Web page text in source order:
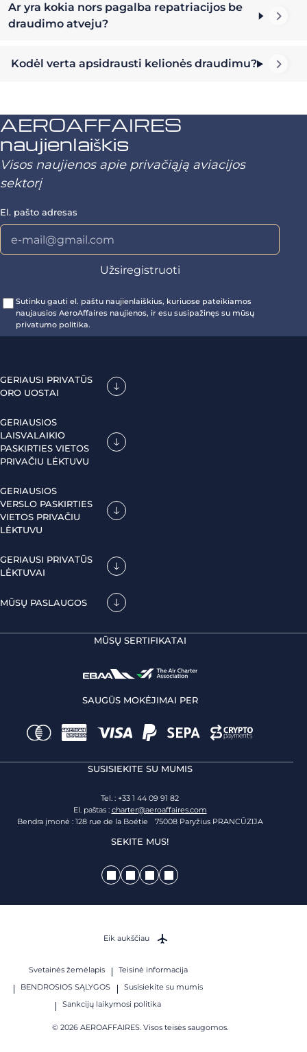
Ar yra kokia nors pagalba repatriacijos be
draudimo atveju?
Kodėl verta apsidrausti kelionės draudimu?
AEROAFFAIRES
naujienlaiškis
Visos naujienos apie privačiąją aviacijos
sektorį
El. pašto adresas
Sutinku gauti el. paštu naujienlaiškius, kuriuose pateikiamos
naujausios AeroAffaires naujienos, ir esu susipažinęs su mūsų
privatumo politika.
GERIAUSI PRIVATŪS
ORO UOSTAI
GERIAUSIOS
LAISVALAIKIO
PASKIRTIES VIETOS
PRIVAČIU LĖKTUVU
GERIAUSIOS
VERSLO PASKIRTIES
VIETOS PRIVAČIU
LĖKTUVU
GERIAUSI PRIVATŪS
LĖKTUVAI
MŪSŲ PASLAUGOS
MŪSŲ SERTIFIKATAI
SAUGŪS MOKĖJIMAI PER
SUSISIEKITE SU MUMIS
Tel. : +33 1 44 09 91 82
El. paštas : charter@aeroaffaires.com
Bendra įmonė : 128 rue de la Boétie 75008 Paryžius PRANCŪZIJA
SEKITE MUS!
Svetainės žemėlapis
Teisinė informacija
BENDROSIOS SĄLYGOS
Susisiekite su mumis
Sankcijų laikymosi politika
© 2026 AEROAFFAIRES. Visos teisės saugomos.
Eik aukščiau